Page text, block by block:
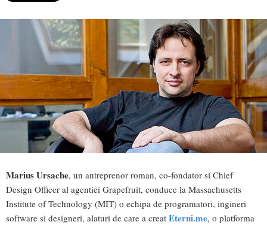
Marius Ursache, un antreprenor roman, co-fondator si Chief
Design Officer al agentiei Grapefruit, conduce la Massachusetts
Institute of Technology (MIT) o echipa de programatori, ingineri
software si designeri, alaturi de care a creat Eterni.me, o platforma